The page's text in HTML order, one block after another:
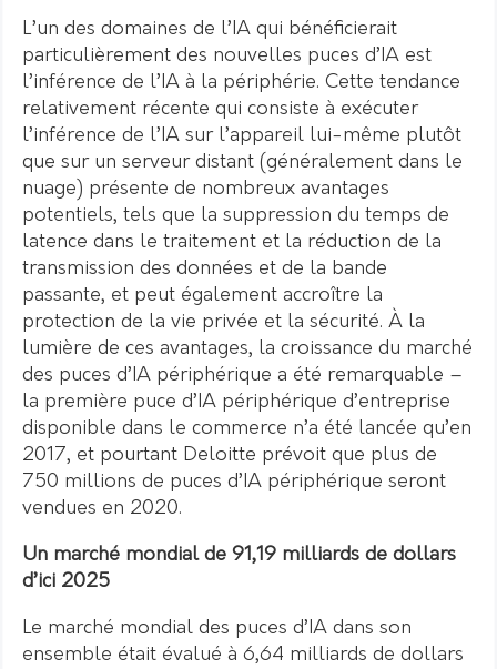
L’un des domaines de l’IA qui bénéficierait
particulièrement des nouvelles puces d’IA est
l’inférence de l’IA à la périphérie. Cette tendance
relativement récente qui consiste à exécuter
l’inférence de l’IA sur l’appareil lui-même plutôt
que sur un serveur distant (généralement dans le
nuage) présente de nombreux avantages
potentiels, tels que la suppression du temps de
latence dans le traitement et la réduction de la
transmission des données et de la bande
passante, et peut également accroître la
protection de la vie privée et la sécurité. À la
lumière de ces avantages, la croissance du marché
des puces d’IA périphérique a été remarquable –
la première puce d’IA périphérique d’entreprise
disponible dans le commerce n’a été lancée qu’en
2017, et pourtant Deloitte prévoit que plus de
750 millions de puces d’IA périphérique seront
vendues en 2020.
Un marché mondial de 91,19 milliards de dollars
d’ici 2025
Le marché mondial des puces d’IA dans son
ensemble était évalué à 6,64 milliards de dollars